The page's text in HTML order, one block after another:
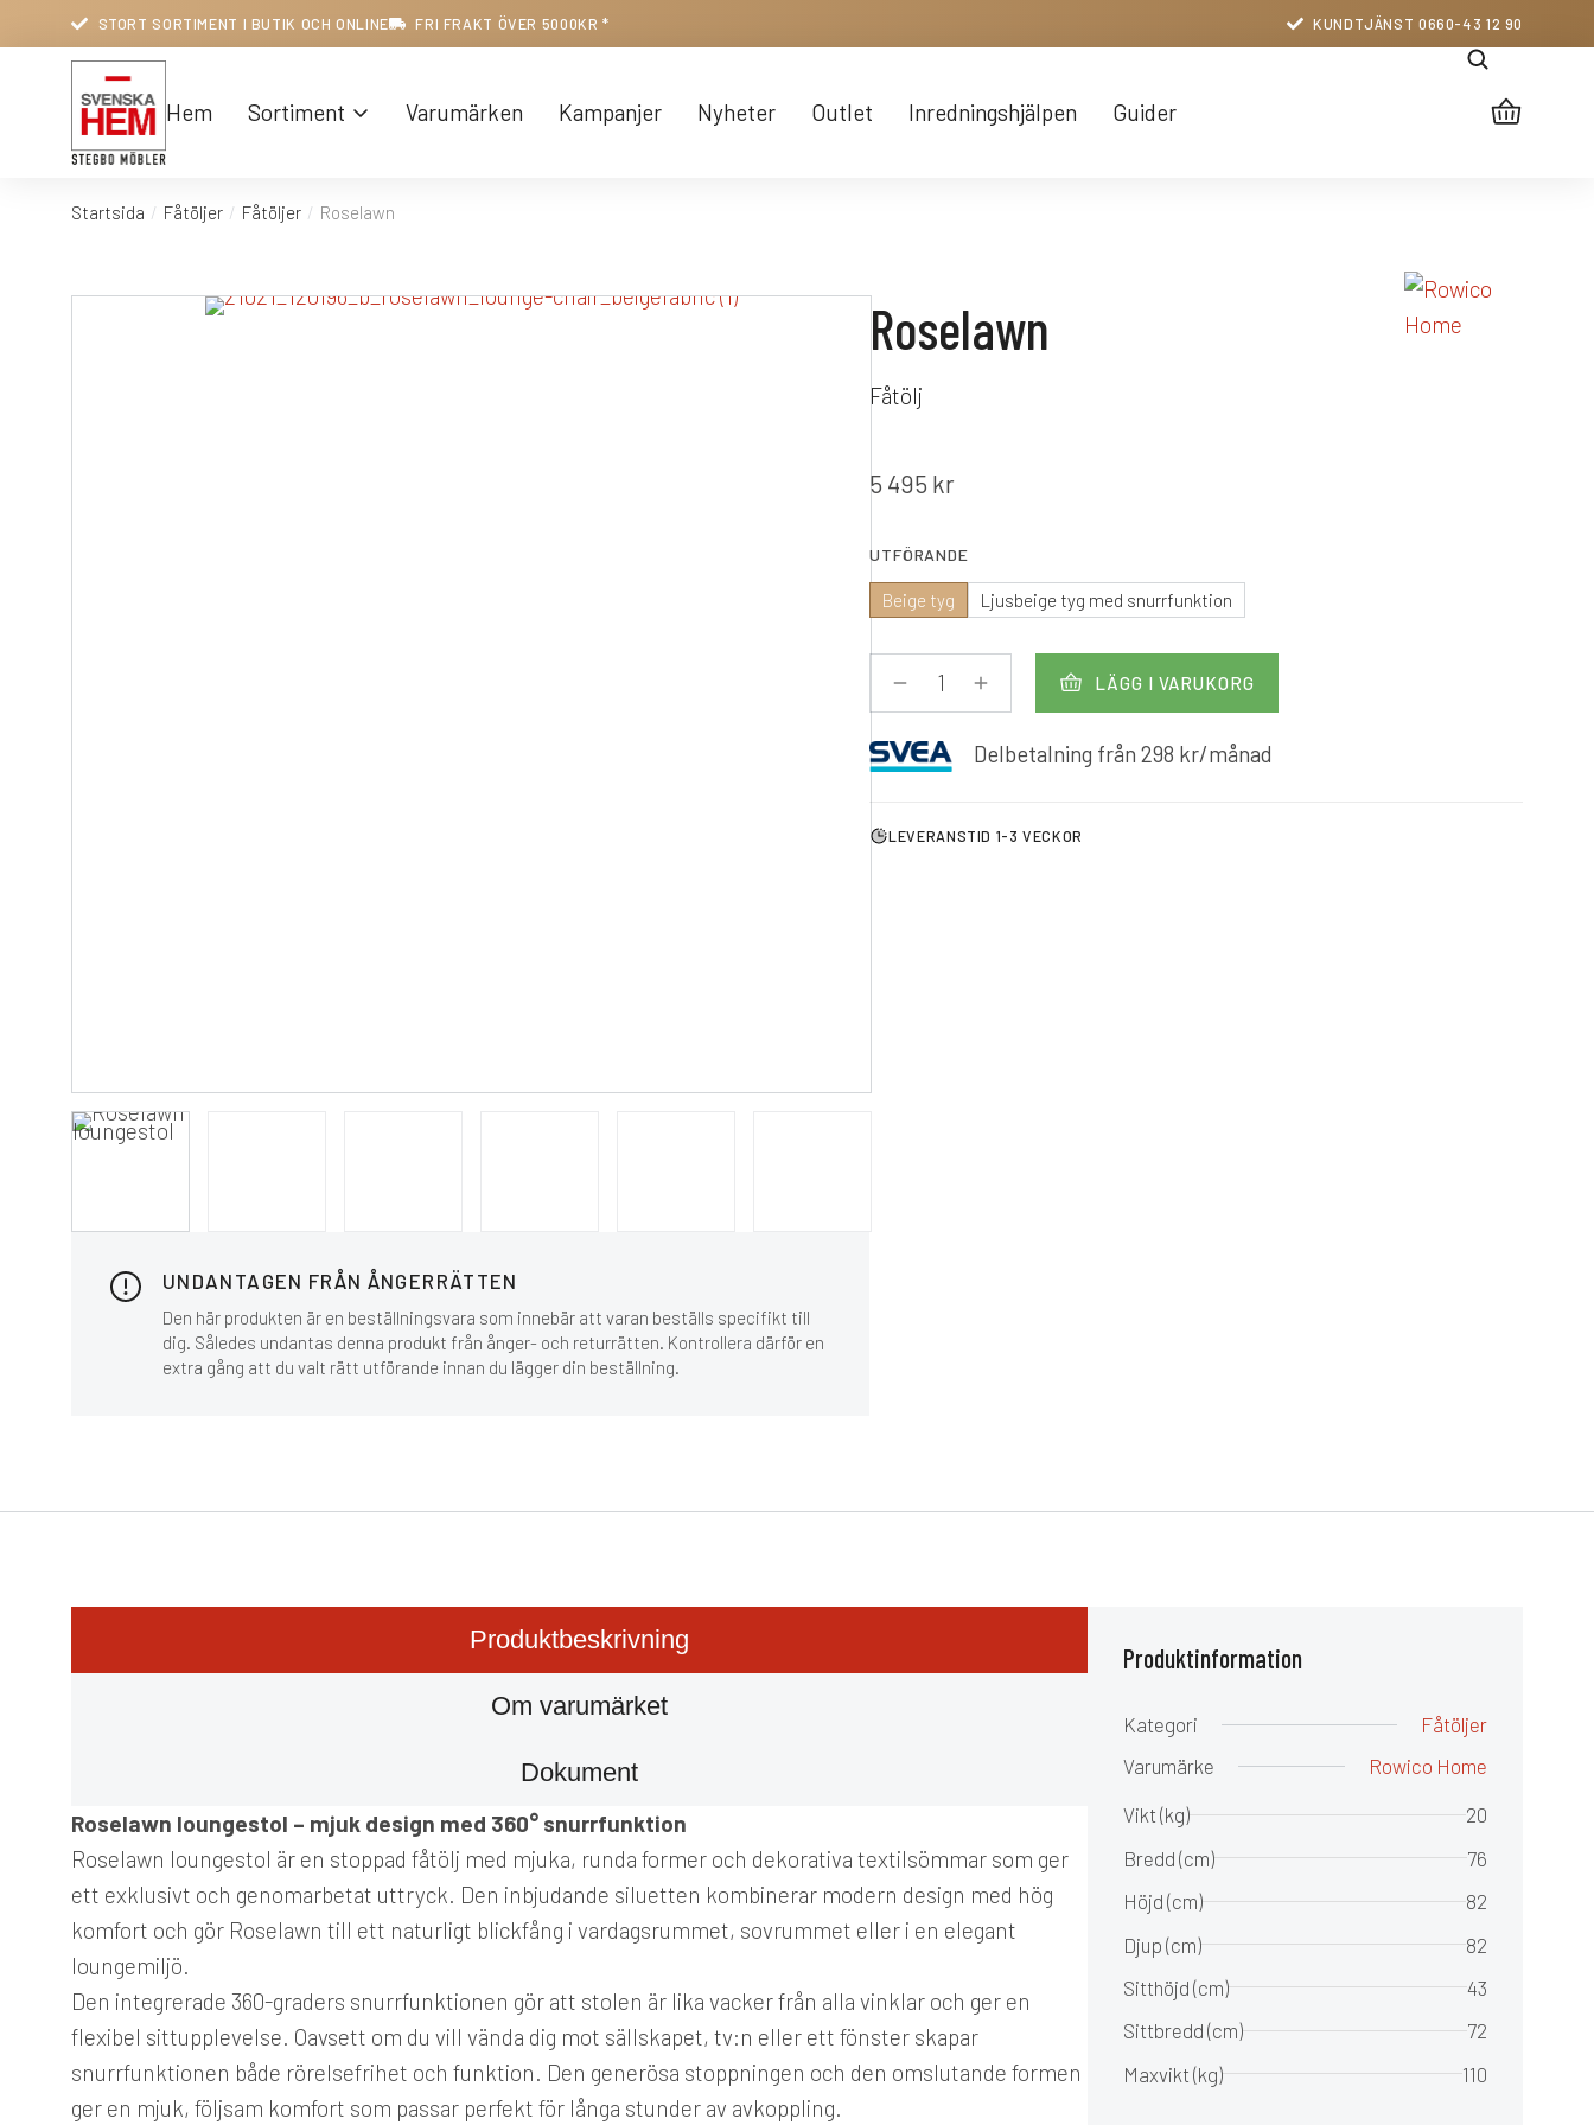
STORT SORTIMENT I BUTIK OCH ONLINE FRI FRAKT ÖVER 5000KR * KUNDTJÄNST 0660-43 12 90
Hem Sortiment Varumärken Kampanjer Nyheter Outlet Inredningshjälpen Guider
Du är här:
Startsida Fåtöljer Fåtöljer Roselawn
UNDANTAGEN FRÅN ÅNGERRÄTTEN
Den här produkten är en beställningsvara som innebär att varan beställs specifikt till
dig. Således undantas denna produkt från ånger- och returrätten. Kontrollera därför en
extra gång att du valt rätt utförande innan du lägger din beställning.
Roselawn
Fåtölj
5 495 kr
UTFÖRANDE
Beige tyg Ljusbeige tyg med snurrfunktion
LÄGG I VARUKORG
Delbetalning från298 kr/månad
LEVERANSTID 1-3 VECKOR
Produktbeskrivning
Om varumärket
Dokument
Roselawn loungestol – mjuk design med 360° snurrfunktion
Roselawn loungestol är en stoppad fåtölj med mjuka, runda former och dekorativa textilsömmar som ger
ett exklusivt och genomarbetat uttryck. Den inbjudande siluetten kombinerar modern design med hög
komfort och gör Roselawn till ett naturligt blickfång i vardagsrummet, sovrummet eller i en elegant
loungemiljö.
Den integrerade 360-graders snurrfunktionen gör att stolen är lika vacker från alla vinklar och ger en
flexibel sittupplevelse. Oavsett om du vill vända dig mot sällskapet, tv:n eller ett fönster skapar
snurrfunktionen både rörelsefrihet och funktion. Den generösa stoppningen och den omslutande formen
ger en mjuk, följsam komfort som passar perfekt för långa stunder av avkoppling.
Produktinformation
Kategori
Fåtöljer
Varumärke
Rowico Home
Vikt (kg)
20
Bredd (cm)
76
Höjd (cm)
82
Djup (cm)
82
Sitthöjd (cm)
43
Sittbredd (cm)
72
Maxvikt (kg)
110